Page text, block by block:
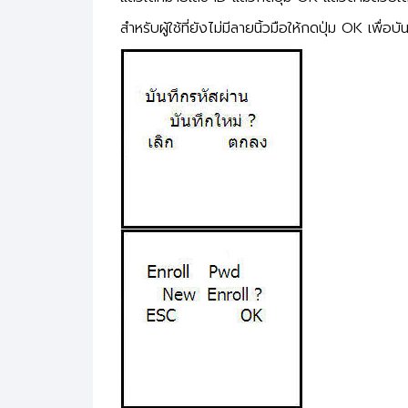
สำหรับผู้ใช้ที่ยังไม่มีลายนิ้วมือให้กดปุ่ม OK เพื่อบั